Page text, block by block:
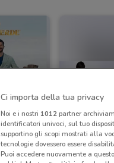
Ci importa della tua privacy
Noi e i nostri 1012partner
identificatori univoci, sul tuo
supportino gli scopi mostrati alla
tecnologie dovessero essere
Puoi accedere nuovamente a